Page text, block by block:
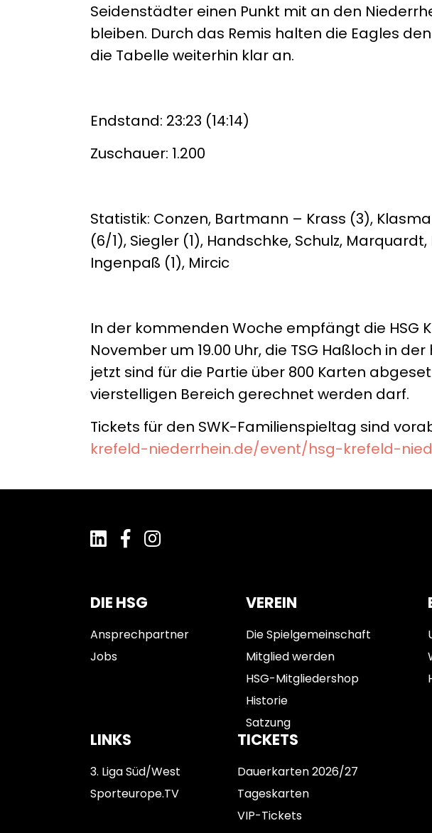
Seidenstädter einen Punkt mit an den
bleiben. Durch das Remis halten die Eagles
die Tabelle weiterhin klar an.
Endstand: 23:23 (14:14)
Zuschauer: 1.200
Statistik: Conzen, Bartmann – Krass (3),
(6/1), Siegler (1), Handschke, Schulz,
Ingenpaß (1), Mircic
In der kommenden Woche empfängt die HSG
November um 19.00 Uhr, die TSG Haßloch in
jetzt sind für die Partie über 800 Karten
vierstelligen Bereich gerechnet werden darf.
Tickets für den SWK-Familienspieltag sind
krefeld-niederrhein.de/event/hsg-krefeld-
DIE HSG
Ansprechpartner
Jobs
VEREIN
Die Spielgemeinschaft
Mitglied werden
HSG-Mitgliedershop
Historie
Satzung
LINKS
3. Liga Süd/West
Sporteurope.TV
TICKETS
Dauerkarten 2026/27
Tageskarten
VIP-Tickets